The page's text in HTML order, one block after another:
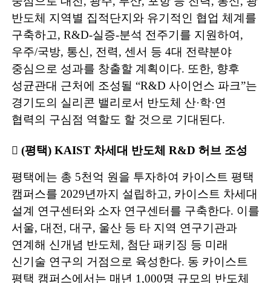
반도체 지역별 집적단지와 유기적인 협업 체계를
구축하고, R&D-실증-분석 전주기를 지원하여 ,
우주/국방, 통신, 전력, 센서 등 4대 전략분야
중심으로 성과를 창출할 계획이다. 또한, 향후
성균관대 근처에 조성될 “R&D 사이언스 파크”는
경기도의 실리콘 밸리로서 반도체 산·학·연
협력의 구심점 역할도 할 것으로 기대된다.
󰊳 (평택) KAIST 차세대 반도체 R&D 허브 조성
평택에는 총 5천억 원을 투자하여 카이스트 평택
캠퍼스를 2029년까지 설립하고, 카이스트 차세대
설계 연구센터와 소자 연구센터를 구축한다. 이를
서울, 대전, 대구, 울산 등 타 지역 연구기관과
연계해 신개념 반도체, 첨단 패키징 등 미래
신기술 연구의 거점으로 육성한다. 동 카이스트
평택 캠퍼스에서는 매년 1,000명 규모의 반도체